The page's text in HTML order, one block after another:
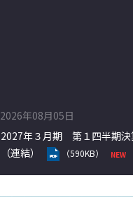
2026年08月05日
2027年３月期 第１四半期決
（連結）
（590KB）